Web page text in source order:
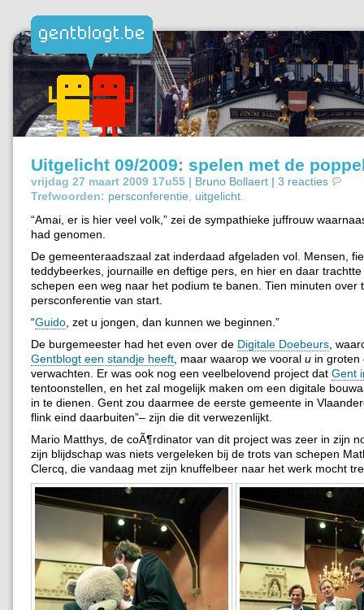
Uitgelicht 09/2009: spelen met de
vrijdag 27 maart 2009 17u55 | Bruno Bollaert | 3 reacties
Trefwoorden: persconferentie uitgelicht
“Amai, er is hier veel volk,” zei de sympathieke juffrouw
had genomen.
De gemeenteraadszaal zat inderdaad afgeladen vol. Mensen,
teddybeerkes, journaille en deftige pers, en hier en daar
schepen een weg naar het podium te banen. Tien minuten over
persconferentie van start.
“Guido , zet u jongen, dan kunnen we beginnen.”
De burgemeester had het even over de Digitale Doebeurs ,
Gentblogt een standje heeft , maar waarop we vooral u in groten
verwachten. Er was ook nog een veelbelovend project dat Gent
tentoonstellen, en het zal mogelijk maken om een digitale
in te dienen. Gent zou daarmee de eerste gemeente in
flink eind daarbuiten”– zijn die dit verwezenlijkt.
Mario Matthys, de coÃ¶rdinator van dit project was zeer in zijn
zijn blijdschap was niets vergeleken bij de trots van schepen
Clercq, die vandaag met zijn knuffelbeer naar het werk mocht